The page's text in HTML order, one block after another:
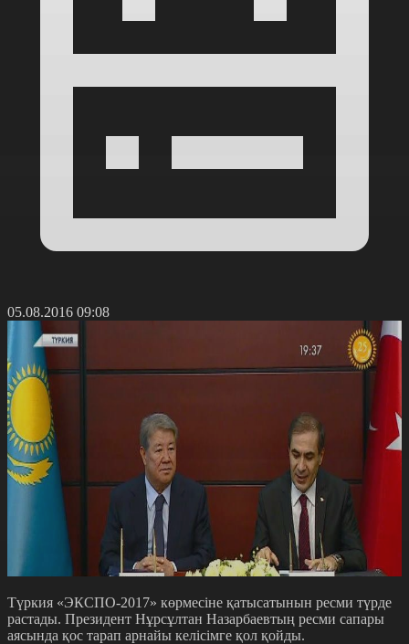
05.08.2016 09:08
Түркия «ЭКСПО-2017» көрмесіне қатысатынын ресми түрде
растады. Президент Нұрсұлтан Назарбаевтың ресми сапары
аясында қос тарап арнайы келісімге қол қойды.